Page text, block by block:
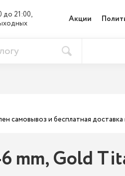
до 21:00,
Акции
самовывоз и бесплатная
mm, Gold